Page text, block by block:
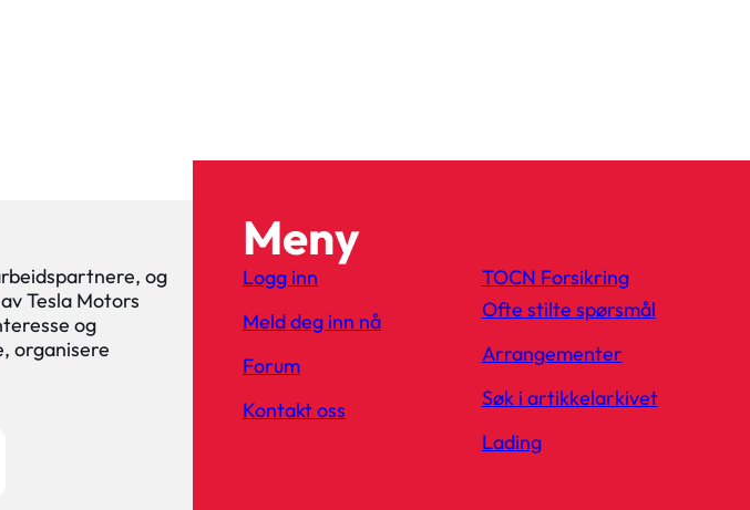
og
Tesla Motors
og
organisere
Meny
Logg inn
Meld deg inn nå
Forum
Kontakt oss
TOCN Forsikring
Ofte stilte spørsmål
Arrangementer
Søk i artikkelarkivet
Lading